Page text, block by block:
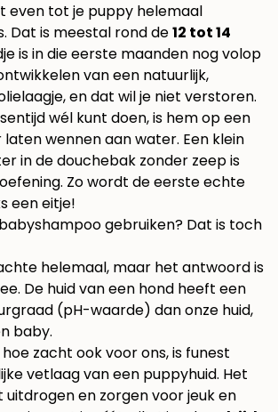
even tot je puppy helemaal
Dat is meestal rond de12 tot 14
is in die eerste maanden nog volop
van een natuurlijk,
en dat wil je niet verstoren.
wél kunt doen, is hem op een
wennen aan water. Een klein
in de douchebak zonder zeep is
Zo wordt de eerste echte
een eitje!
gebruiken? Dat is toch
helemaal, maar het antwoord is
De huid van een hond heeft een
(pH-waarde) dan onze huid,
baby.
zacht ook voor ons, is funest
vetlaag van een puppyhuid. Het
uitdrogen en zorgen voor jeuk en